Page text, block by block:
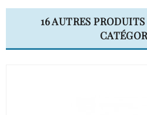
16 AUTRES